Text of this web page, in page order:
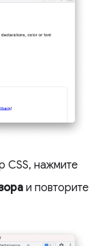
CSS, нажмите
и повторите